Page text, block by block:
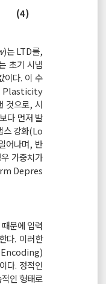
− w
+ex
(4)
)는 LTD를,
초기 시냅
이다. 이 수
Plasticity
것으로, 시
다 먼저 발
스 강화(Lo
나며, 반
가중치가
Depres
문에 입력
다. 이러한
Encoding)
다. 정적인
인 형태로